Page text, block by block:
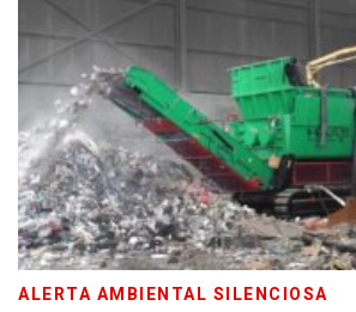
ALERTA AMBIENTAL SILENCIOSA